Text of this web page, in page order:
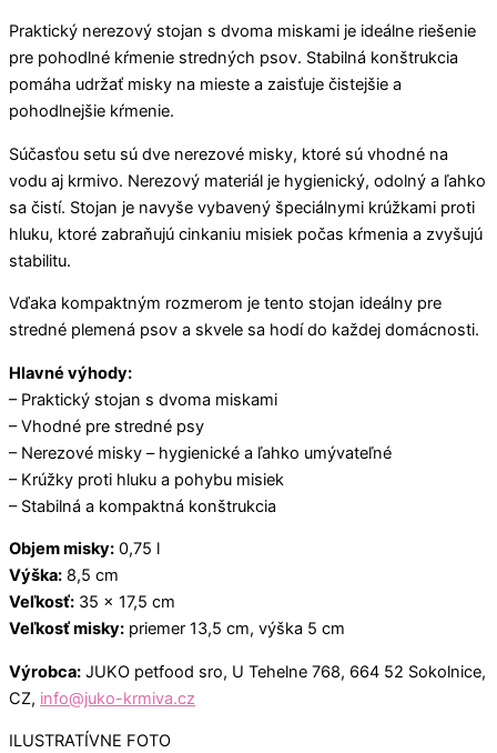
Praktický nerezový stojan s dvoma miskami je ideálne riešenie
pre pohodlné kŕmenie stredných psov. Stabilná konštrukcia
pomáha udržať misky na mieste a zaisťuje čistejšie a
pohodlnejšie kŕmenie.
Súčasťou setu sú dve nerezové misky, ktoré sú vhodné na
vodu aj krmivo. Nerezový materiál je hygienický, odolný a ľahko
sa čistí. Stojan je navyše vybavený špeciálnymi krúžkami proti
hluku, ktoré zabraňujú cinkaniu misiek počas kŕmenia a zvyšujú
stabilitu.
Vďaka kompaktným rozmerom je tento stojan ideálny pre
stredné plemená psov a skvele sa hodí do každej domácnosti.
Hlavné výhody:
– Praktický stojan s dvoma miskami
– Vhodné pre stredné psy
– Nerezové misky – hygienické a ľahko umývateľné
– Krúžky proti hluku a pohybu misiek
– Stabilná a kompaktná konštrukcia
Objem misky: 0,75 l
Výška: 8,5 cm
Veľkosť: 35 x 17,5 cm
Veľkosť misky: priemer 13,5 cm, výška 5 cm
Výrobca: JUKO petfood sro, U Tehelne 768, 664 52 Sokolnice,
CZ, info@juko-krmiva.cz
ILUSTRATÍVNE FOTO